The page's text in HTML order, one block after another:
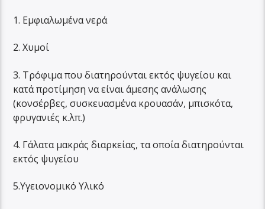
1. Εμφιαλωμένα νερά
2. Χυμοί
3. Τρόφιμα που διατηρούνται εκτός ψυγείου και
κατά προτίμηση να είναι άμεσης ανάλωσης
(κονσέρβες, συσκευασμένα κρουασάν, μπισκότα,
φρυγανιές κ.λπ.)
4. Γάλατα μακράς διαρκείας, τα οποία διατηρούνται
εκτός ψυγείου
5.Υγειονομικό Υλικό